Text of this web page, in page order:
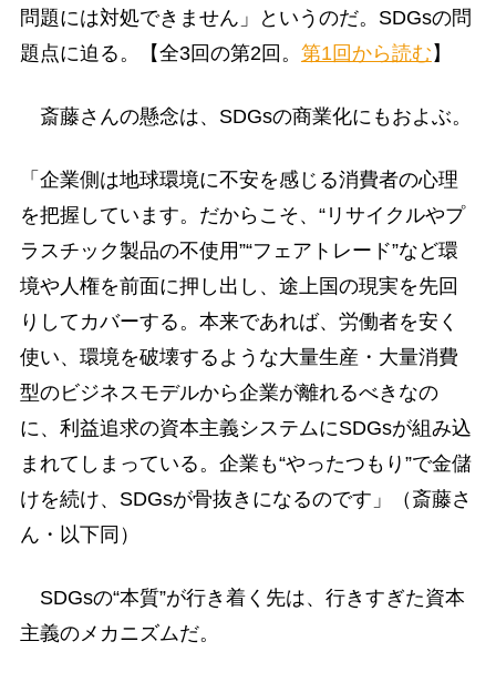
問題には対処できません」というのだ。SDGsの問
題点に迫る。【全3回の第2回。 第1回から読む 】
斎藤さんの懸念は、SDGsの商業化にもおよぶ。
「企業側は地球環境に不安を感じる消費者の心理
を把握しています。だからこそ、“リサイクルやプ
ラスチック製品の不使用”“フェアトレード”など環
境や人権を前面に押し出し、途上国の現実を先回
りしてカバーする。本来であれば、労働者を安く
使い、環境を破壊するような大量生産・大量消費
型のビジネスモデルから企業が離れるべきなの
に、利益追求の資本主義システムにSDGsが組み込
まれてしまっている。企業も“やったつもり”で金儲
けを続け、SDGsが骨抜きになるのです」（斎藤さ
ん・以下同）
SDGsの“本質”が行き着く先は、行きすぎた資本
主義のメカニズムだ。